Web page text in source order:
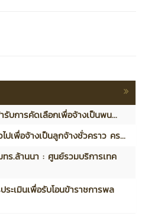
รับการคัดเลือกเพื่อจ้างเป็นพน...
ปเพื่อจ้างเป็นลูกจ้างชั่วคราว คร...
ร.ล้านนา : ศูนย์รวมบริการเทค
ะเมินเพื่อรับโอนข้าราชการพล